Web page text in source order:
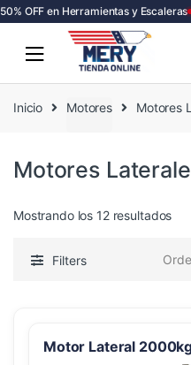
OFF en Herramientas y Escaleras
Inicio Motores Motores
Motores
Mostrando los 12 resultados
Filters
Motor Lateral